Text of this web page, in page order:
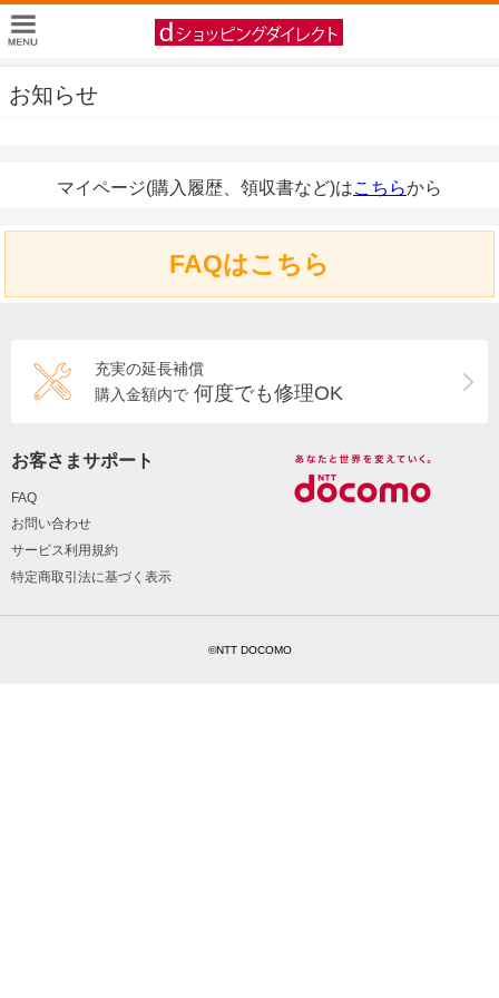
お知らせ
マイページ(購入履歴、領収書など)はこちらから
FAQはこちら
充実の延長補償
購入金額内で 何度でも修理OK
お客さまサポート
FAQ
お問い合わせ
サービス利用規約
特定商取引法に基づく表示
©NTT DOCOMO